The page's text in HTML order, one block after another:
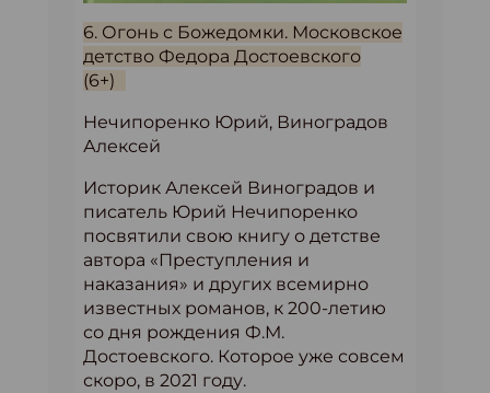
6. Огонь с Божедомки. Московское
детство Федора Достоевского
(6+)
Нечипоренко Юрий, Виноградов
Алексей
Историк Алексей Виноградов и
писатель Юрий Нечипоренко
посвятили свою книгу о детстве
автора «Преступления и
наказания» и других всемирно
известных романов, к 200-летию
со дня рождения Ф.М.
Достоевского. Которое уже совсем
скоро, в 2021 году.